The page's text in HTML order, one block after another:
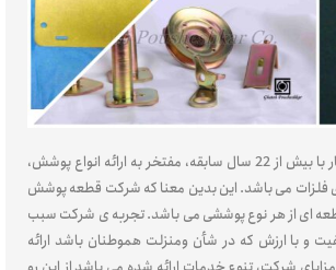
شرکت قطعه پوشش کار با بیش از 22 سال سابقه، مفتخر به ارائه انواع پوشش،
می باشد. این بدین معنا که شرکت قطعه پوشش
قطعه ای از هر نوع پوششی می باشد. تجربه ی شرکت سبب
و با ارزش که در شأن ومنزلت هموطنان باشد ارائه